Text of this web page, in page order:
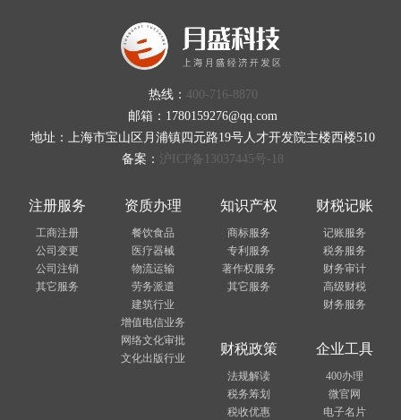
热线： 400-716-8870
邮箱：1780159276@qq.com
地址：上海市宝山区月浦镇四元路19号人才开发院主楼西楼510
备案： 沪ICP备13037445号-18
注册服务
工商注册
公司变更
公司注销
其它服务
资质办理
餐饮食品
医疗器械
物流运输
劳务派遣
建筑行业
增值电信业务
网络文化审批
文化出版行业
知识产权
商标服务
专利服务
著作权服务
其它服务
财税记账
记账服务
税务服务
财务审计
高级财税
财务服务
财税政策
法规解读
税务筹划
税收优惠
企业工具
400办理
微官网
电子名片